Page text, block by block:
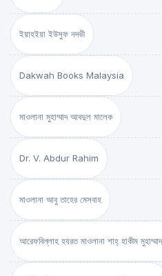
ইয়াহইয়া ইউসুফ নদভী
Dakwah Books Malaysia
মাওলানা মুহাম্মাদ আবদুল মালেক
Dr. V. Abdur Rahim
মাওলানা আবু তাহের মেসবাহ
আরেফবিল্লাহ হযরত মাওলানা শাহ্ হাকীম